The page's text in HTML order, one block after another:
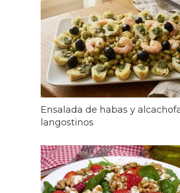
Ensalada de habas y
langostinos